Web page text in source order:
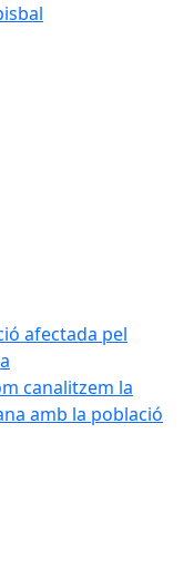
afectada pel
canalitzem la
amb la població